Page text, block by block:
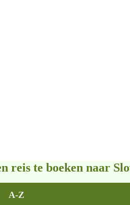
reis te boeken naar
A-Z